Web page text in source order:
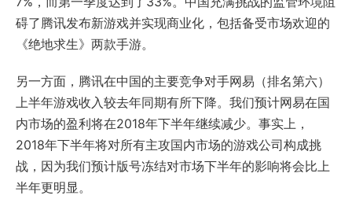
碍了腾讯发布新游戏并实现商业化，包括备受市场欢迎的
《绝地求生》两款手游。
另一方面，腾讯在中国的主要竞争对手网易（排名第六）
上半年游戏收入较去年同期有所下降。我们预计网易在国
内市场的盈利将在2018年下半年继续减少。事实上，
2018年下半年将对所有主攻国内市场的游戏公司构成挑
战，因为我们预计版号冻结对市场下半年的影响将会比上
半年更明显。